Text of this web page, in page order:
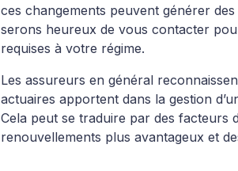
ces changements peuvent générer
serons heureux de vous contacter
requises à votre régime.
Les assureurs en général
actuaires apportent dans la gestion
Cela peut se traduire par des facteurs
renouvellements plus avantageux et